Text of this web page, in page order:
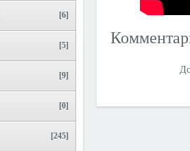
[6]
[5]
[9]
[0]
[245]